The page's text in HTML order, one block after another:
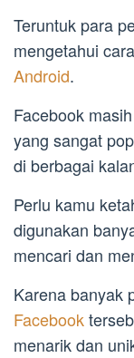
Teruntuk para
mengetahui
Android.
Facebook
yang sangat
di berbagai
Perlu kamu
digunakan
mencari dan
Karena banyak
Facebook
menarik dan